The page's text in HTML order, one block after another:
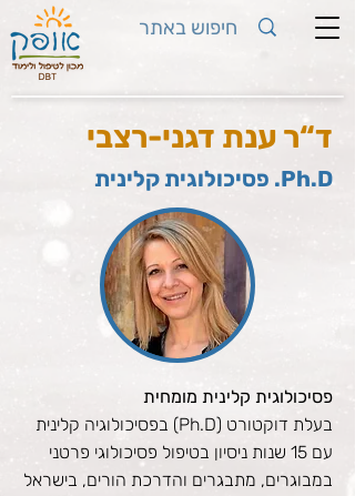
ד“ר ענת דגני-רצבי
Ph.D. פסיכולוגית קלינית
פסיכולוגית קלינית מומחית
בעלת דוקטורט (Ph.D) בפסיכולוגיה קלינית
עם 15 שנות ניסיון בטיפול פסיכולוגי פרטני
במבוגרים, מתבגרים והדרכת הורים, בישראל